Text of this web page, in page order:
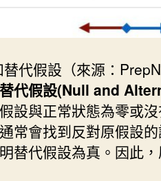
代假設（來源：
代假設(Null and
設與正常狀態為零或
常會找到反對原假設
替代假設為真。因此